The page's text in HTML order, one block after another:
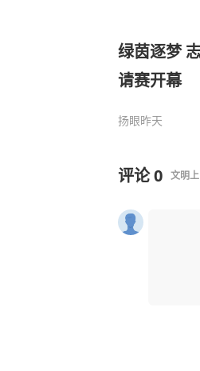
绿茵逐梦
请赛开幕
扬眼昨天
评论0 文明